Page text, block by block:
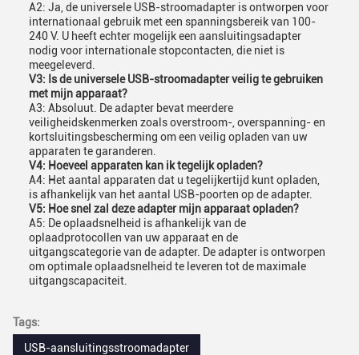
A2: Ja, de universele USB-stroomadapter is ontworpen voor
internationaal gebruik met een spanningsbereik van 100-
240 V. U heeft echter mogelijk een aansluitingsadapter
nodig voor internationale stopcontacten, die niet is
meegeleverd.
V3: Is de universele USB-stroomadapter veilig te gebruiken
met mijn apparaat?
A3: Absoluut. De adapter bevat meerdere
veiligheidskenmerken zoals overstroom-, overspanning- en
kortsluitingsbescherming om een veilig opladen van uw
apparaten te garanderen.
V4: Hoeveel apparaten kan ik tegelijk opladen?
A4: Het aantal apparaten dat u tegelijkertijd kunt opladen,
is afhankelijk van het aantal USB-poorten op de adapter.
V5: Hoe snel zal deze adapter mijn apparaat opladen?
A5: De oplaadsnelheid is afhankelijk van de
oplaadprotocollen van uw apparaat en de
uitgangscategorie van de adapter. De adapter is ontworpen
om optimale oplaadsnelheid te leveren tot de maximale
uitgangscapaciteit.
Tags:
USB-aansluitingsstroomadapter